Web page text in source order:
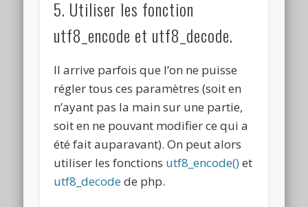
5. Utiliser les fonction
utf8_encode et utf8_decode.
Il arrive parfois que l’on ne puisse
régler tous ces paramètres (soit en
n’ayant pas la main sur une partie,
soit en ne pouvant modifier ce qui a
été fait auparavant). On peut alors
utiliser les fonctions utf8_encode()et
utf8_decodede php.